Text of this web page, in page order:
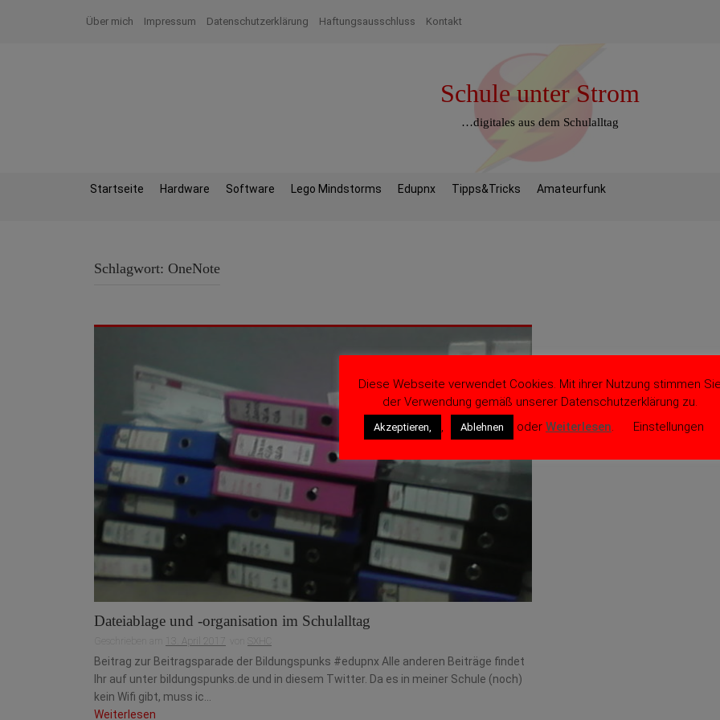
Über mich Impressum Datenschutzerklärung Haftungsausschluss Kontakt
Schule unter Strom
…digitales aus dem Schulalltag
Startseite Hardware Software Lego Mindstorms Edupnx Tipps&Tricks Amateurfunk
Schlagwort: OneNote
Dateiablage und -organisation im Schulalltag
Geschrieben am 13. April 2017 SXHC
Beitrag zur Beitragsparade der Bildungspunks #edupnx Alle anderen Beiträge findet
Ihr auf unter bildungspunks.de und in diesem Twitter. Da es in meiner Schule (noch)
kein Wifi gibt, muss ic...
Weiterlesen
Diese Webseite verwendet Cookies. Mit ihrer Nutzung stimmen
der Verwendung gemäß unserer Datenschutzerklärung zu.
Akzeptieren, Ablehnen oder Weiterlesen Einstellungen